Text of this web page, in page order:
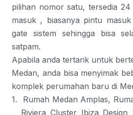
pilihan nomor satu, tersedia
masuk , biasanya pintu
gate sistem sehingga bisa
satpam.
Apabila anda tertarik untuk
Medan, anda bisa menyimak
komplek perumahan baru di
1.
Rumah Medan Amplas,
Riviera Cluster Ibiza